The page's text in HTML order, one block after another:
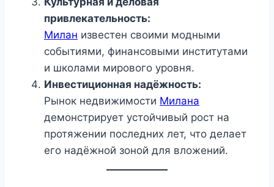
привлекательность:
Милан известен своими модными
событиями, финансовыми институтами
и школами мирового уровня.
Инвестиционная надёжность:
Рынок недвижимости Милана
демонстрирует устойчивый рост на
протяжении последних лет, что делает
его надёжной зоной для вложений.